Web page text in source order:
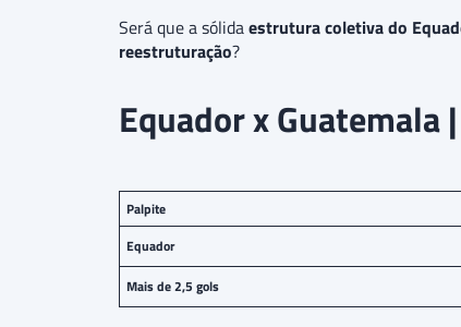
Será que a sólidaestrutura coletiva do
reestruturação?
Equador x Guatemala
Palpite
Equador
Mais de 2,5 gols